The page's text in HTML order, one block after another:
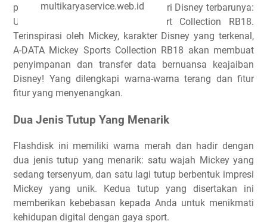
produk memory, baru saja merilis seri Disney terbarunya:
USB 2.0 flash disk Mickey Sport Collection RB18.
Terinspirasi oleh Mickey, karakter Disney yang terkenal,
A-DATA Mickey Sports Collection RB18 akan membuat
penyimpanan dan transfer data bernuansa keajaiban
Disney! Yang dilengkapi warna-warna terang dan fitur
fitur yang menyenangkan.
Dua Jenis Tutup Yang Menarik
Flashdisk ini memiliki warna merah dan hadir dengan
dua jenis tutup yang menarik: satu wajah Mickey yang
sedang tersenyum, dan satu lagi tutup berbentuk impresi
Mickey yang unik. Kedua tutup yang disertakan ini
memberikan kebebasan kepada Anda untuk menikmati
kehidupan digital dengan gaya sport.
multikaryaservice.web.id